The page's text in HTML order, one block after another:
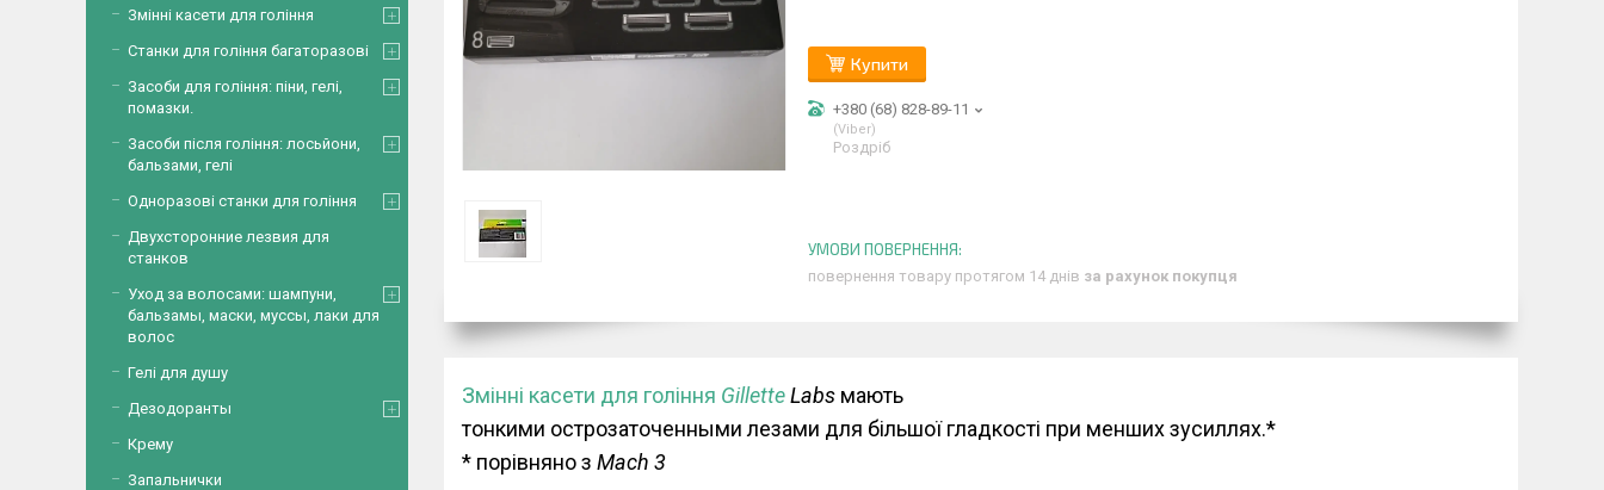
Купити
+380 (68) 828-89-11
Viber
Роздріб
повернення товару протягом 14 днів за рахунок покупця
Змінні касети для гоління GilletteLabs мають
тонкими острозаточенными лезами для більшої гладкості при менших зусиллях.*
* порівняно з Mach 3
Змінні касети для гоління
Станки для гоління багаторазові
Засоби для гоління: піни, гелі,
помазки.
Засоби після гоління: лосьйони,
бальзами, гелі
Одноразові станки для гоління
Двухсторонние лезвия для
станков
Уход за волосами: шампуни,
бальзамы, маски, муссы, лаки для
волос
Гелі для душу
Дезодоранты
Крему
Запальнички